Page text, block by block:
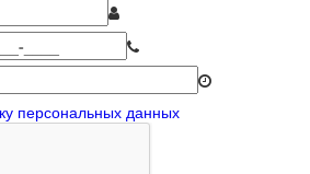
персональных данных